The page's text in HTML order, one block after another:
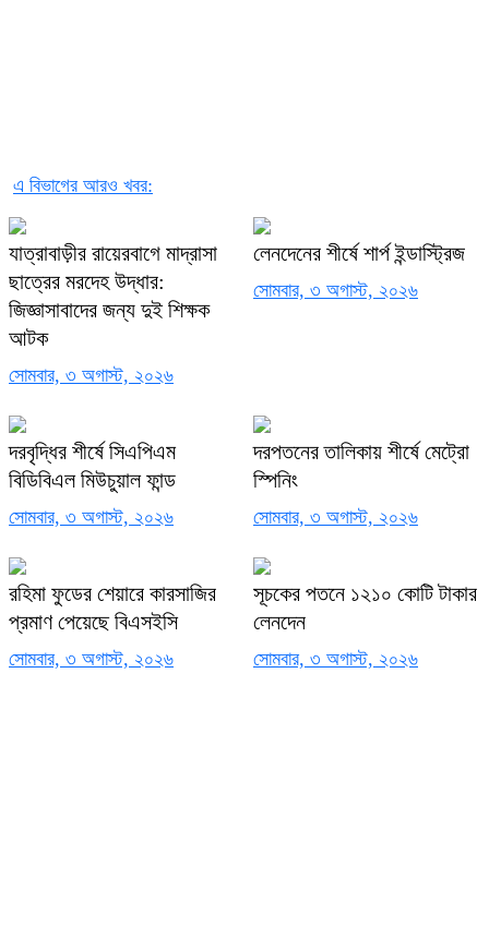
এ বিভাগের আরও খবর:
যাত্রাবাড়ীর রায়েরবাগে মাদ্রাসা
ছাত্রের মরদেহ উদ্ধার:
জিজ্ঞাসাবাদের জন্য দুই শিক্ষক
আটক
সোমবার, ৩ অগাস্ট, ২০২৬
লেনদেনের শীর্ষে শার্প ইন্ডাস্ট্রিজ
সোমবার, ৩ অগাস্ট, ২০২৬
দরবৃদ্ধির শীর্ষে সিএপিএম
বিডিবিএল মিউচুয়াল ফান্ড
সোমবার, ৩ অগাস্ট, ২০২৬
দরপতনের তালিকায় শীর্ষে মেট্রো
স্পিনিং
সোমবার, ৩ অগাস্ট, ২০২৬
রহিমা ফুডের শেয়ারে কারসাজির
প্রমাণ পেয়েছে বিএসইসি
সোমবার, ৩ অগাস্ট, ২০২৬
সূচকের পতনে ১২১০ কোটি টাকার
লেনদেন
সোমবার, ৩ অগাস্ট, ২০২৬